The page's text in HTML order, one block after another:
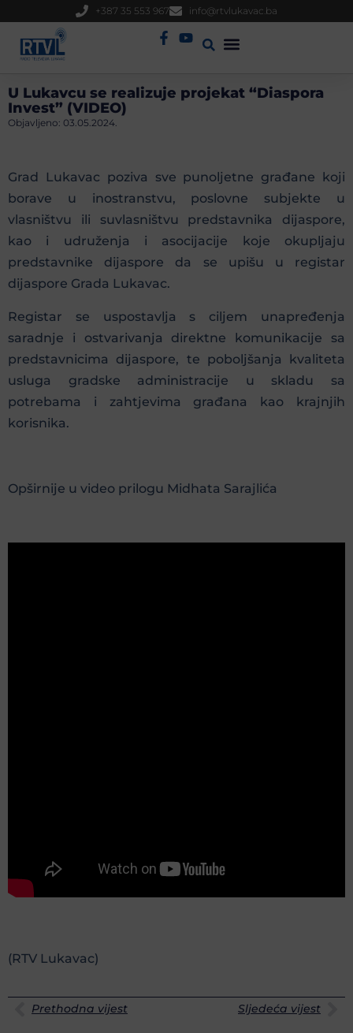
+387 35 553 967 info@rtvlukavac.ba
U Lukavcu se realizuje projekat “Diaspora
Invest” (VIDEO)
Objavljeno: 03.05.2024.
Grad Lukavac poziva sve punoljetne građane koji
borave u inostranstvu, poslovne subjekte u
vlasništvu ili suvlasništvu predstavnika dijaspore,
kao i udruženja i asocijacije koje okupljaju
predstavnike dijaspore da se upišu u registar
dijaspore Grada Lukavac.
Registar se uspostavlja s ciljem unapređenja
saradnje i ostvarivanja direktne komunikacije sa
predstavnicima dijaspore, te poboljšanja kvaliteta
usluga gradske administracije u skladu sa
potrebama i zahtjevima građana kao krajnjih
korisnika.
Opširnije u video prilogu Midhata Sarajlića
(RTV Lukavac)
Prethodna vijest Sljedeća vijest